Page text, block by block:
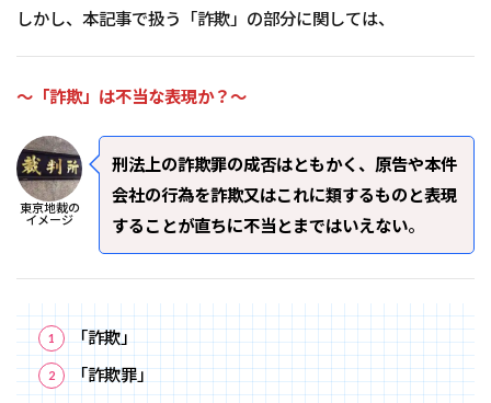
しかし、本記事で扱う「詐欺」の部分に関しては、
～「詐欺」は不当な表現か？～
東京地裁の
イメージ
刑法上の詐欺罪の成否はともかく、原告や本件
会社の行為を詐欺又はこれに類するものと表現
することが直ちに不当とまではいえない。
「詐欺」
「詐欺罪」